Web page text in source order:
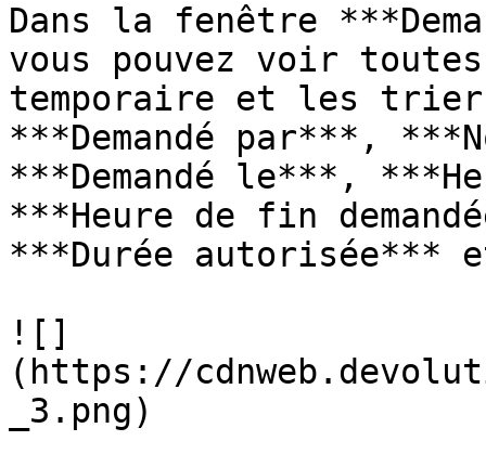
Dans la fenêtre
vous pouvez voir toutes
temporaire et les
***Demandé par***,
***Demandé le***,
***Heure de fin
***Durée autorisée***
![]
(https://
_3.png)